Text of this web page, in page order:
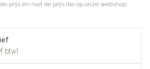
prijs en niet de prijs die op onze webshop
btw)